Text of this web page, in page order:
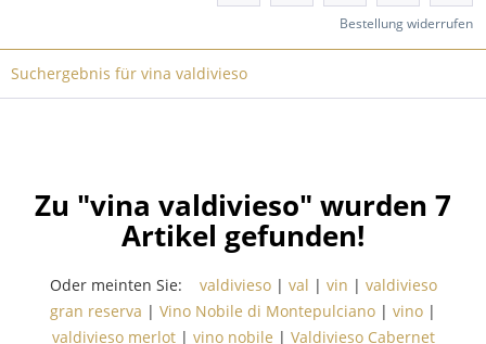
Bestellung widerrufen
Suchergebnis für vina valdivieso
Zu "vina valdivieso" wurden 7
Artikel gefunden!
Oder meinten Sie: valdivieso| val | vin | valdivieso
gran reserva | Vino Nobile di Montepulciano | vino |
valdivieso merlot| vino nobile | Valdivieso Cabernet